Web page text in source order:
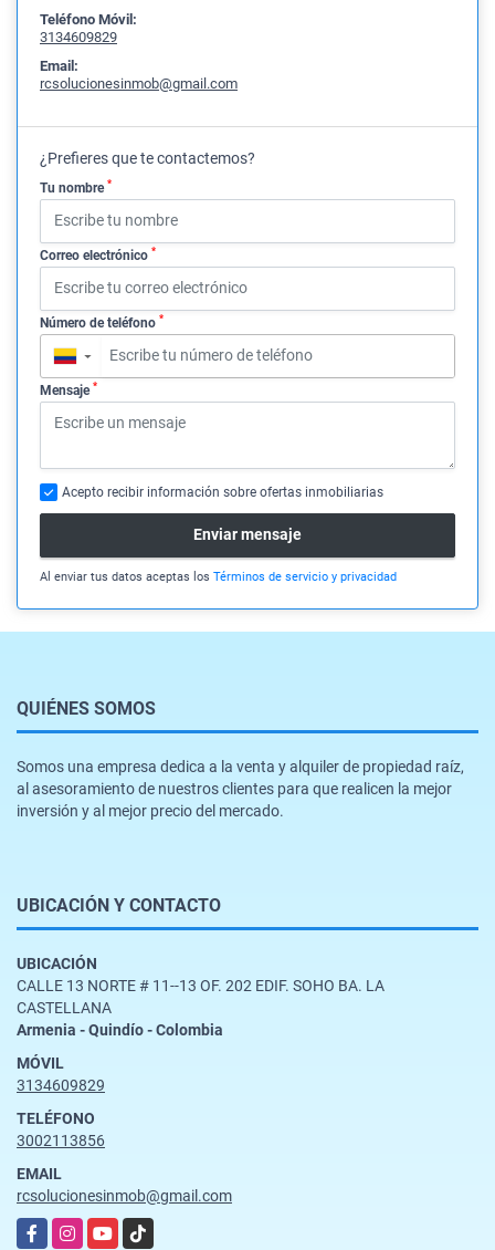
Teléfono Móvil:
3134609829
Email:
rcsolucionesinmob@gmail.com
¿Prefieres que te contactemos?
Tu nombre *
Correo electrónico *
Número de teléfono *
▼
Mensaje *
Acepto recibir información sobre ofertas inmobiliarias
Enviar mensaje
Al enviar tus datos aceptas los Términos de servicio y privacidad
QUIÉNES SOMOS
Somos una empresa dedica a la venta y alquiler de propiedad raíz,
al asesoramiento de nuestros clientes para que realicen la mejor
inversión y al mejor precio del mercado.
UBICACIÓN Y CONTACTO
UBICACIÓN
CALLE 13 NORTE # 11--13 OF. 202 EDIF. SOHO BA. LA
CASTELLANA
Armenia - Quindío - Colombia
MÓVIL
3134609829
TELÉFONO
3002113856
EMAIL
rcsolucionesinmob@gmail.com
FacebookInstagramYouTubeTikTok